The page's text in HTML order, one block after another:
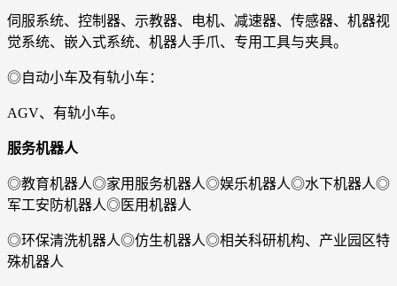
伺服系统、控制器、示教器、电机、减速器、传感器、机器视
觉系统、嵌入式系统、机器人手爪、专用工具与夹具。
◎自动小车及有轨小车：
AGV、有轨小车。
服务机器人
◎教育机器人◎家用服务机器人◎娱乐机器人◎水下机器人◎
军工安防机器人◎医用机器人
◎环保清洗机器人◎仿生机器人◎相关科研机构、产业园区特
殊机器人